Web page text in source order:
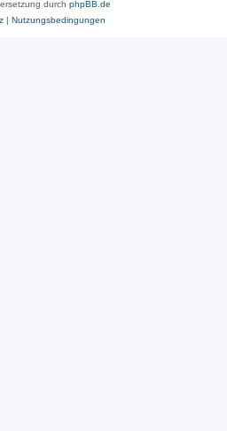
durch phpBB.de
| Nutzungsbedingungen